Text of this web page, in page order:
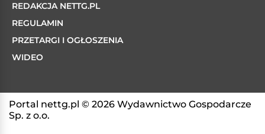
REDAKCJA NETTG.PL
REGULAMIN
PRZETARGI I OGŁOSZENIA
WIDEO
Portal nettg.pl © 2026 Wydawnictwo Gospodarcze
Sp. z o.o.